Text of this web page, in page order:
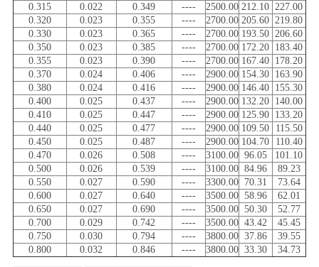
0.315
0.022 0.349 ---- 2500.00 212.10 227.00
0.320
0.023 0.355 ---- 2700.00 205.60 219.80
0.330
0.023 0.365 ---- 2700.00 193.50 206.60
0.350
0.023 0.385 ---- 2700.00 172.20 183.40
0.355
0.023 0.390 ---- 2700.00 167.40 178.20
0.370
0.024 0.406 ---- 2900.00 154.30 163.90
0.380
0.024 0.416 ---- 2900.00 146.40 155.30
0.400
0.025 0.437 ---- 2900.00 132.20 140.00
0.410
0.025 0.447 ---- 2900.00 125.90 133.20
0.440
0.025 0.477 ---- 2900.00 109.50
115.50
0.450
0.025 0.487 ---- 2900.00 104.70
110.40
0.470
0.026 0.508 ---- 3100.00 96.05
101.10
0.500
0.026 0.539 ---- 3100.00 84.96
89.23
0.550
0.027 0.590 ---- 3300.00 70.31
73.64
0.600
0.027 0.640 ---- 3500.00 58.96
62.01
0.650
0.027 0.690 ---- 3500.00 50.30
52.77
0.700
0.029 0.742 ---- 3500.00 43.42
45.45
0.750
0.030 0.794 ---- 3800.00 37.86
39.55
0.800
0.032 0.846 ---- 3800.00 33.30 34.73